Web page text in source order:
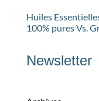
Huiles
100% pures Vs.
Newsletter